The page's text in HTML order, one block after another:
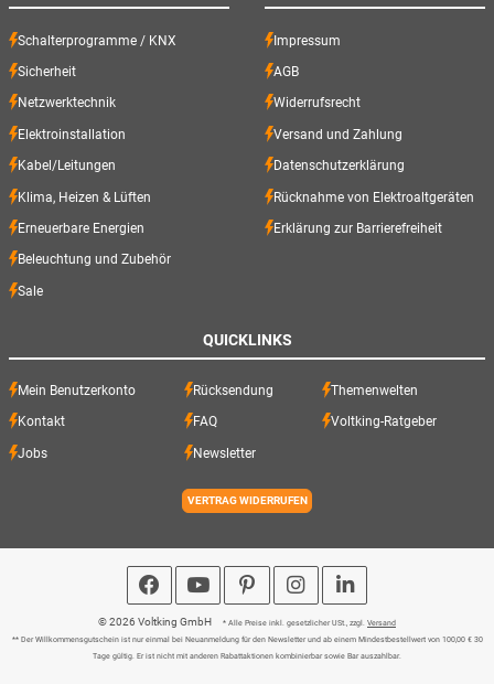
Schalterprogramme / KNX
Sicherheit
Netzwerktechnik
Elektroinstallation
Kabel/Leitungen
Klima, Heizen & Lüften
Erneuerbare Energien
Beleuchtung und Zubehör
Sale
Impressum
AGB
Widerrufsrecht
Versand und Zahlung
Datenschutzerklärung
Rücknahme von Elektroaltgeräten
Erklärung zur Barrierefreiheit
QUICKLINKS
Mein Benutzerkonto Rücksendung Themenwelten
Kontakt FAQ Voltking-Ratgeber
Jobs Newsletter
VERTRAG WIDERRUFEN
© 2026 Voltking GmbH * Alle Preise inkl. gesetzlicher USt., zzgl. Versand
** Der Willkommensgutschein ist nur einmal bei Neuanmeldung für den Newsletter und ab einem Mindestbestellwert von 100,00 € 30
Tage gültig. Er ist nicht mit anderen Rabattaktionen kombinierbar sowie Bar auszahlbar.